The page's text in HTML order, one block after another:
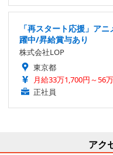
「再スタート応援」ア
躍中/昇給賞与あり
株式会社LOP
東京都
月給33万1,700円～56
正社員
アク